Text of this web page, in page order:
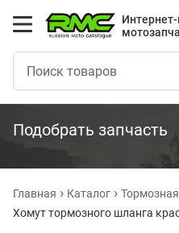
Подобрать запчасть
Главная Каталог
Хомут тормозного шланга